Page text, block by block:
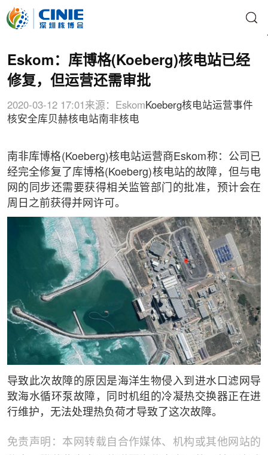
Eskom：库博格(Koeberg)核电站已经
修复，但运营还需审批
2020-03-12 17:01 来源：EskomKoeberg核电站运营事件
核安全库贝赫核电站南非核电
南非库博格(Koeberg)核电站运营商Eskom称：公司已
经完全修复了库博格(Koeberg)核电站的故障，但与电
网的同步还需要获得相关监管部门的批准，预计会在
周日之前获得并网许可。
导致此次故障的原因是海洋生物侵入到进水口滤网导
致海水循环泵故障，同时机组的冷凝热交换器正在进
行维护，无法处理热负荷才导致了这次故障。
免责声明：本网转载自合作媒体、机构或其他网站的